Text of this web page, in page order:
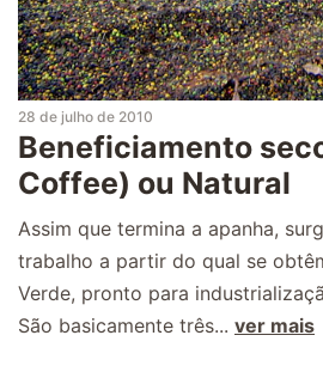
28 de julho de 2010
Beneficiamento
Coffee) ou Natural
Assim que termina a apanha,
trabalho a partir do qual se
Verde, pronto para
São basicamente três... ver mais